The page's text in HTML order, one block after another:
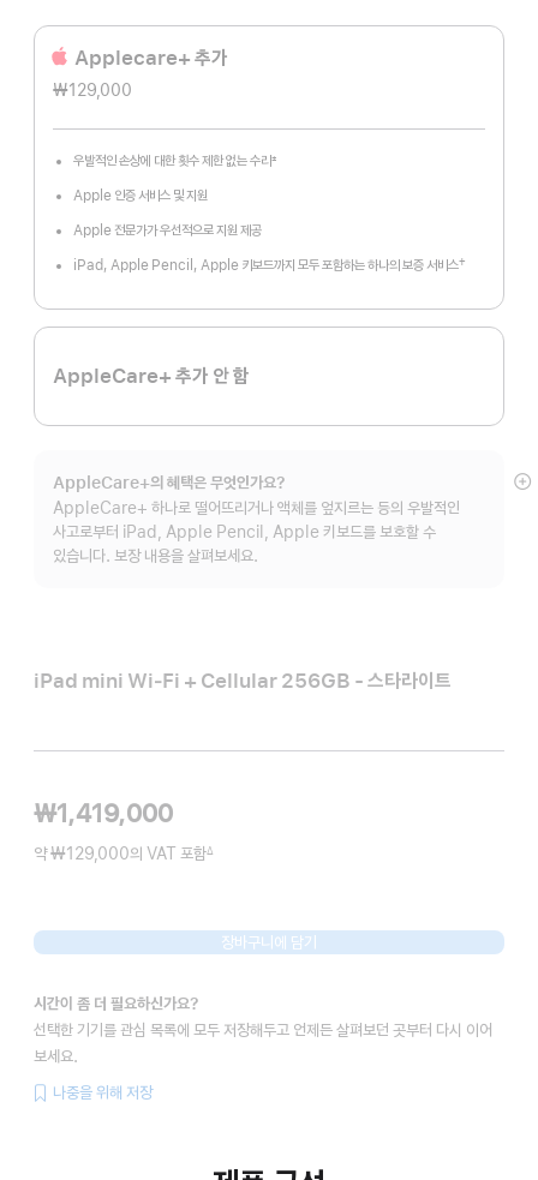
Applecare+ 추가
₩129,000
우발적인 손상에 대한 횟수 제한 없는 수리 ±
Apple 인증 서비스 및 지원
Apple 전문가가 우선적으로 지원 제공
iPad, Apple Pencil, Apple 키보드까지 모두 포함하는 하나의 보증 서비스†
AppleCare+ 추가 안 함
AppleCare+의 혜택은 무엇인가요?
AppleCare+ 하나로 떨어뜨리거나 액체를 엎지르는 등의 우발적인
사고로부터 iPad, Apple Pencil, Apple 키보드를 보호할 수
있습니다. 보장 내용을 살펴보세요.
자
iPad mini Wi‑Fi + Cellular 256GB - 스타라이트
₩1,419,000
약 ₩129,000의 VAT 포함∆
장바구니에 담기
시간이 좀 더 필요하신가요?
선택한 기기를 관심 목록에 모두 저장해두고 언제든 살펴보던 곳부터 다시 이어
보세요.
나중을 위해 저장